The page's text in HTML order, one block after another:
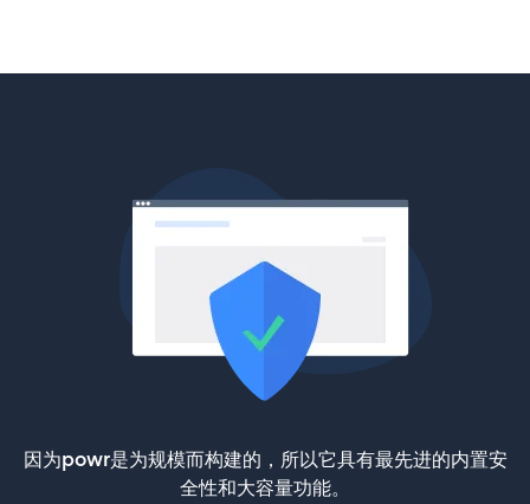
因为powr是为规模而构建的，所以它具有最先进的内置安
全性和大容量功能。